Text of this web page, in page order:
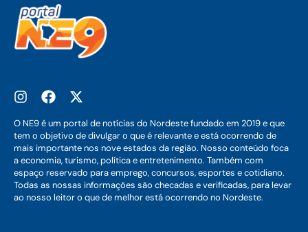
O NE9 é um portal de notícias do Nordeste fundado em 2019 e que
tem o objetivo de divulgar o que é relevante e está ocorrendo de
mais importante nos nove estados da região. Nosso conteúdo foca
a economia, turismo, política e entretenimento. Também com
espaço reservado para emprego, concursos, esportes e cotidiano.
Todas as nossas informações são checadas e verificadas, para levar
ao nosso leitor o que de melhor está ocorrendo no Nordeste.